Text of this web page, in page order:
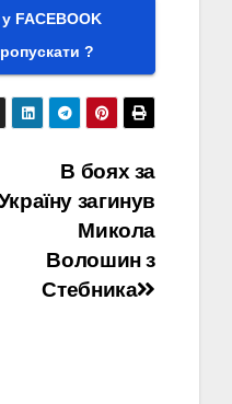
FACEBOOK
?
В боях за
загинув
Микола
Волошин з
Стебника